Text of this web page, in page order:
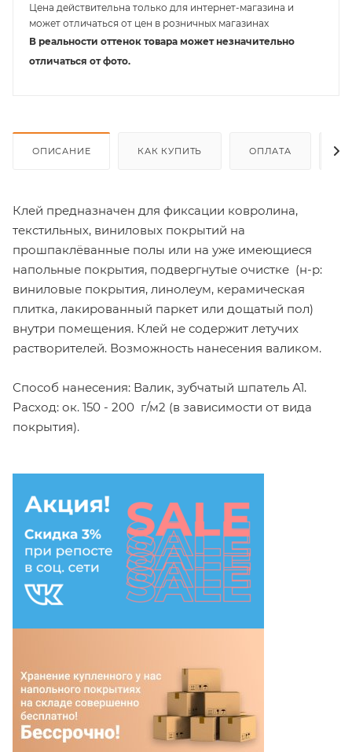
Цена действительна только для интернет-магазина и
может отличаться от цен в розничных магазинах
В реальности оттенок товара может незначительно
отличаться от фото.
ОПИСАНИЕ КАК КУПИТЬ ОПЛАТА
Клей предназначен для фиксации ковролина,
текстильных, виниловых покрытий на
прошпаклёванные полы или на уже имеющиеся
напольные покрытия, подвергнутые очистке (н-р:
виниловые покрытия, линолеум, керамическая
плитка, лакированный паркет или дощатый пол)
внутри помещения. Клей не содержит летучих
растворителей. Возможность нанесения валиком.
Способ нанесения: Валик, зубчатый шпатель А1.
Расход: ок. 150 - 200 г/м2 (в зависимости от вида
покрытия).